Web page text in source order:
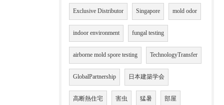
Exclusive Distributor Singapore mold odor
indoor environment fungal testing
airborne mold spore testing TechnologyTransfer
GlobalPartnership 日本建築学会
高断熱住宅 害虫 猛暑 部屋